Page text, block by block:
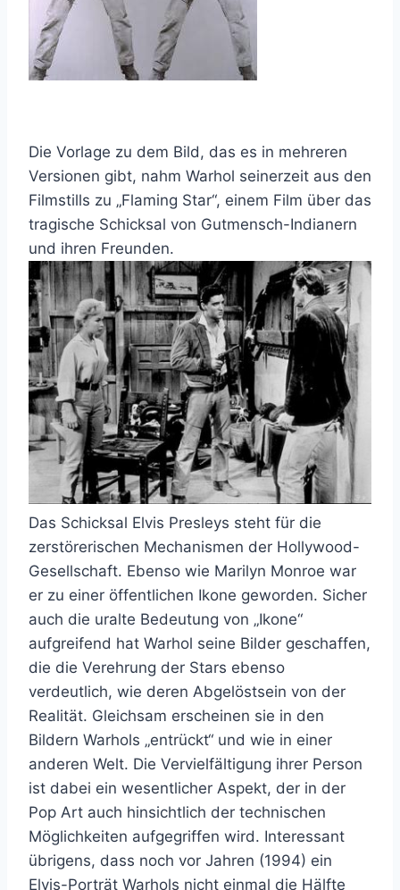
Die Vorlage zu dem Bild, das es in mehreren
Versionen gibt, nahm Warhol seinerzeit aus den
Filmstills zu „Flaming Star“, einem Film über das
tragische Schicksal von Gutmensch-Indianern
und ihren Freunden.
Das Schicksal Elvis Presleys steht für die
zerstörerischen Mechanismen der Hollywood-
Gesellschaft. Ebenso wie Marilyn Monroe war
er zu einer öffentlichen Ikone geworden. Sicher
auch die uralte Bedeutung von „Ikone“
aufgreifend hat Warhol seine Bilder geschaffen,
die die Verehrung der Stars ebenso
verdeutlich, wie deren Abgelöstsein von der
Realität. Gleichsam erscheinen sie in den
Bildern Warhols „entrückt“ und wie in einer
anderen Welt. Die Vervielfältigung ihrer Person
ist dabei ein wesentlicher Aspekt, der in der
Pop Art auch hinsichtlich der technischen
Möglichkeiten aufgegriffen wird. Interessant
übrigens, dass noch vor Jahren (1994) ein
Elvis-Porträt Warhols nicht einmal die Hälfte